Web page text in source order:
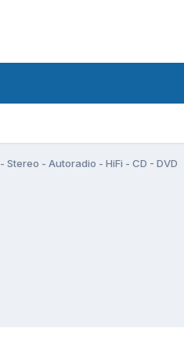
Stereo - Autoradio - HiFi - CD - DVD